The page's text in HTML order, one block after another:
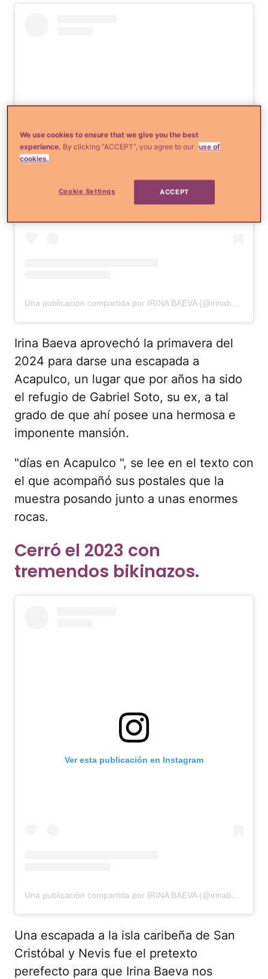
Una publicación compartida por IRINA BAEVA (@irinabaeva)
Irina Baeva aprovechó la primavera del
2024 para darse una escapada a
Acapulco, un lugar que por años ha sido
el refugio de Gabriel Soto, su ex, a tal
grado de que ahí posee una hermosa e
imponente mansión.
"días en Acapulco ", se lee en el texto con
el que acompañó sus postales que la
muestra posando junto a unas enormes
rocas.
Cerró el 2023 con
tremendos bikinazos.
Ver esta publicación en Instagram
Una escapada a la isla caribeña de San
Cristóbal y Nevis fue el pretexto
perefecto para que Irina Baeva nos
We use cookies to ensure that we give you the best
experience. By clicking “ACCEPT”, you agree to our use of
cookies.
Cookie Settings ACCEPT